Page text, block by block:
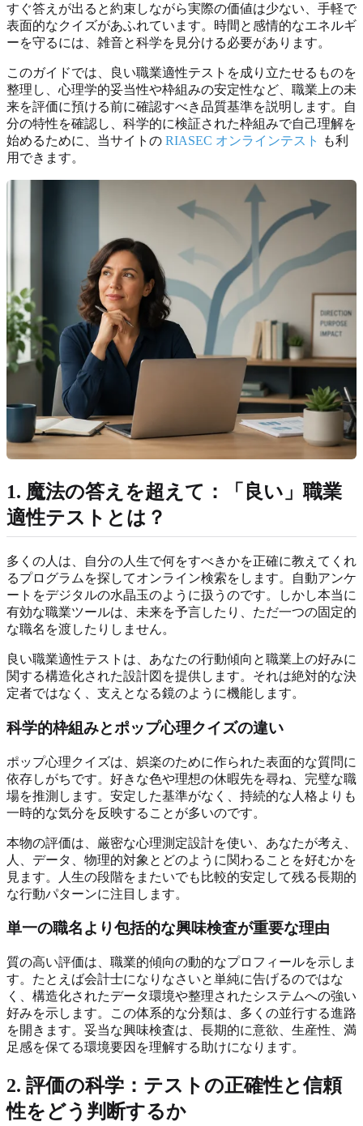
すぐ答えが出ると約束しながら実際の価値は少ない、手軽で
表面的なクイズがあふれています。時間と感情的なエネルギ
ーを守るには、雑音と科学を見分ける必要があります。
このガイドでは、良い職業適性テストを成り立たせるものを
整理し、心理学的妥当性や枠組みの安定性など、職業上の未
来を評価に預ける前に確認すべき品質基準を説明します。自
分の特性を確認し、科学的に検証された枠組みで自己理解を
始めるために、当サイトの RIASEC オンラインテスト
も利
用できます。
1. 魔法の答えを超えて：「良い」職業
適性テストとは？
多くの人は、自分の人生で何をすべきかを正確に教えてくれ
るプログラムを探してオンライン検索をします。自動アンケ
ートをデジタルの水晶玉のように扱うのです。しかし本当に
有効な職業ツールは、未来を予言したり、ただ一つの固定的
な職名を渡したりしません。
良い職業適性テストは、あなたの行動傾向と職業上の好みに
関する構造化された設計図を提供します。それは絶対的な決
定者ではなく、支えとなる鏡のように機能します。
科学的枠組みとポップ心理クイズの違い
ポップ心理クイズは、娯楽のために作られた表面的な質問に
依存しがちです。好きな色や理想の休暇先を尋ね、完璧な職
場を推測します。安定した基準がなく、持続的な人格よりも
一時的な気分を反映することが多いのです。
本物の評価は、厳密な心理測定設計を使い、あなたが考え、
人、データ、物理的対象とどのように関わることを好むかを
見ます。人生の段階をまたいでも比較的安定して残る長期的
な行動パターンに注目します。
単一の職名より包括的な興味検査が重要な理由
質の高い評価は、職業的傾向の動的なプロフィールを示しま
す。たとえば会計士になりなさいと単純に告げるのではな
く、構造化されたデータ環境や整理されたシステムへの強い
好みを示します。この体系的な分類は、多くの並行する進路
を開きます。妥当な興味検査は、長期的に意欲、生産性、満
足感を保てる環境要因を理解する助けになります。
2. 評価の科学：テストの正確性と信頼
性をどう判断するか